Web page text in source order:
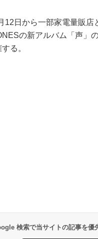
12日から一部家電量販
の新アルバム「声」
る。
検索で当サイトの記事を優